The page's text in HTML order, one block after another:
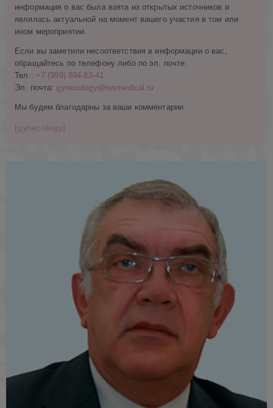
информация о вас была взята из открытых источников и
являлась актуальной на момент вашего участия в том или
ином мероприятии.
Если вы заметили несоответствия в информации о вас,
обращайтесь по телефону либо по эл. почте:
Тел.: +7 (999) 894-83-41
Эл. почта: gynecology@rusmedical.ru
Мы будем благодарны за ваши комментарии.
[gynecology]